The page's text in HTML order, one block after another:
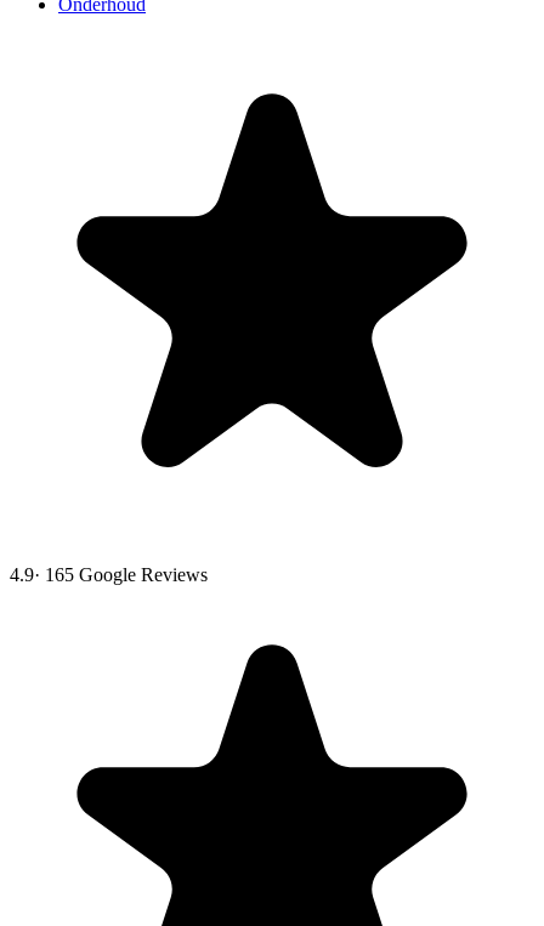
4.9· 165 Google Reviews